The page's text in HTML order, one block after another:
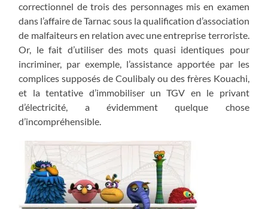
correctionnel de trois des personnages mis en examen
dans l’affaire de Tarnac sous la qualification d’association
de malfaiteurs en relation avec une entreprise terroriste.
Or, le fait d’utiliser des mots quasi identiques pour
incriminer, par exemple, l’assistance apportée par les
complices supposés de Coulibaly ou des frères Kouachi,
et la tentative d’immobiliser un TGV en le privant
d’électricité, a évidemment quelque chose
d’incompréhensible.